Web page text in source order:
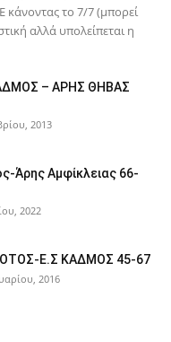
κάνοντας το 7/7 (μπορεί
αλλά υπολείπεται η
– ΑΡΗΣ ΘΗΒΑΣ
2013
Άρης Αμφίκλειας 66-
2022
Ε.Σ ΚΑΔΜΟΣ 45-67
2016